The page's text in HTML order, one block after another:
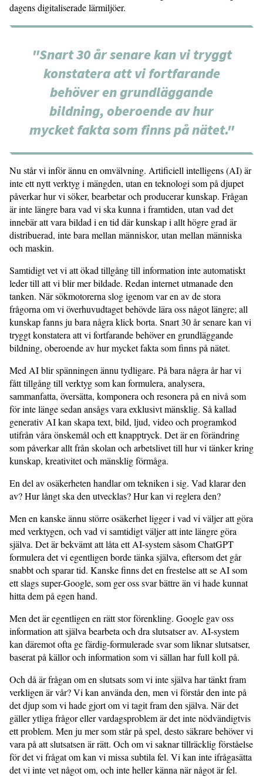
dagens digitaliserade lärmiljöer.
"Snart 30 år senare kan vi tryggt
konstatera att vi fortfarande
behöver en grundläggande
bildning, oberoende av hur
mycket fakta som finns på nätet."
Nu står vi inför ännu en omvälvning. Artificiell intelligens (AI) är
inte ett nytt verktyg i mängden, utan en teknologi som på djupet
påverkar hur vi söker, bearbetar och producerar kunskap. Frågan
är inte längre bara vad vi ska kunna i framtiden, utan vad det
innebär att vara bildad i en tid där kunskap i allt högre grad är
distribuerad, inte bara mellan människor, utan mellan människa
och maskin.
Samtidigt vet vi att ökad tillgång till information inte automatiskt
leder till att vi blir mer bildade. Redan internet utmanade den
tanken. När sökmotorerna slog igenom var en av de stora
frågorna om vi överhuvudtaget behövde lära oss något längre; all
kunskap fanns ju bara några klick borta. Snart 30 år senare kan vi
tryggt konstatera att vi fortfarande behöver en grundläggande
bildning, oberoende av hur mycket fakta som finns på nätet.
Med AI blir spänningen ännu tydligare. På bara några år har vi
fått tillgång till verktyg som kan formulera, analysera,
sammanfatta, översätta, komponera och resonera på en nivå som
för inte länge sedan ansågs vara exklusivt mänsklig. Så kallad
generativ AI kan skapa text, bild, ljud, video och programkod
utifrån våra önskemål och ett knapptryck. Det är en förändring
som påverkar allt från skolan och arbetslivet till hur vi tänker kring
kunskap, kreativitet och mänsklig förmåga.
En del av osäkerheten handlar om tekniken i sig. Vad klarar den
av? Hur långt ska den utvecklas? Hur kan vi reglera den?
Men en kanske ännu större osäkerhet ligger i vad vi väljer att göra
med verktygen, och vad vi samtidigt väljer att inte längre göra
själva. Det är bekvämt att låta ett AI-system såsom ChatGPT
formulera det vi egentligen borde tänka själva, eftersom det går
snabbt och sparar tid. Kanske finns det en frestelse att se AI som
ett slags super-Google, som ger oss svar bättre än vi hade kunnat
hitta dem på egen hand.
Men det är egentligen en rätt stor förenkling. Google gav oss
information att själva bearbeta och dra slutsatser av. AI-system
kan däremot ofta ge färdig-formulerade svar som liknar slutsatser,
baserat på källor och information som vi sällan har full koll på.
Och då är frågan om en slutsats som vi inte själva har tänkt fram
verkligen är vår? Vi kan använda den, men vi förstår den inte på
det djup som vi hade gjort om vi tagit fram den själva. När det
gäller ytliga frågor eller vardagsproblem är det inte nödvändigtvis
ett problem. Men ju mer som står på spel, desto säkrare behöver vi
vara på att slutsatsen är rätt. Och om vi saknar tillräcklig förståelse
för det vi frågat om kan vi missa subtila fel. Vi kan inte ifrågasätta
det vi inte vet något om, och inte heller känna när något är fel.